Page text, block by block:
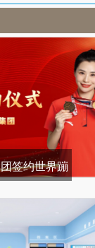
签约世界蹦